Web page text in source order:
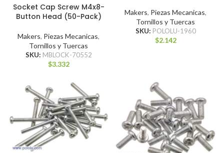
Socket Cap Screw M4x8-
Button Head (50-Pack)
Makers, Piezas Mecanicas,
Tornillos y Tuercas
SKU: MBLOCK-70552
$3.332
Makers, Piezas Mecanicas,
Tornillos y Tuercas
SKU: POLOLU-1960
$2.142